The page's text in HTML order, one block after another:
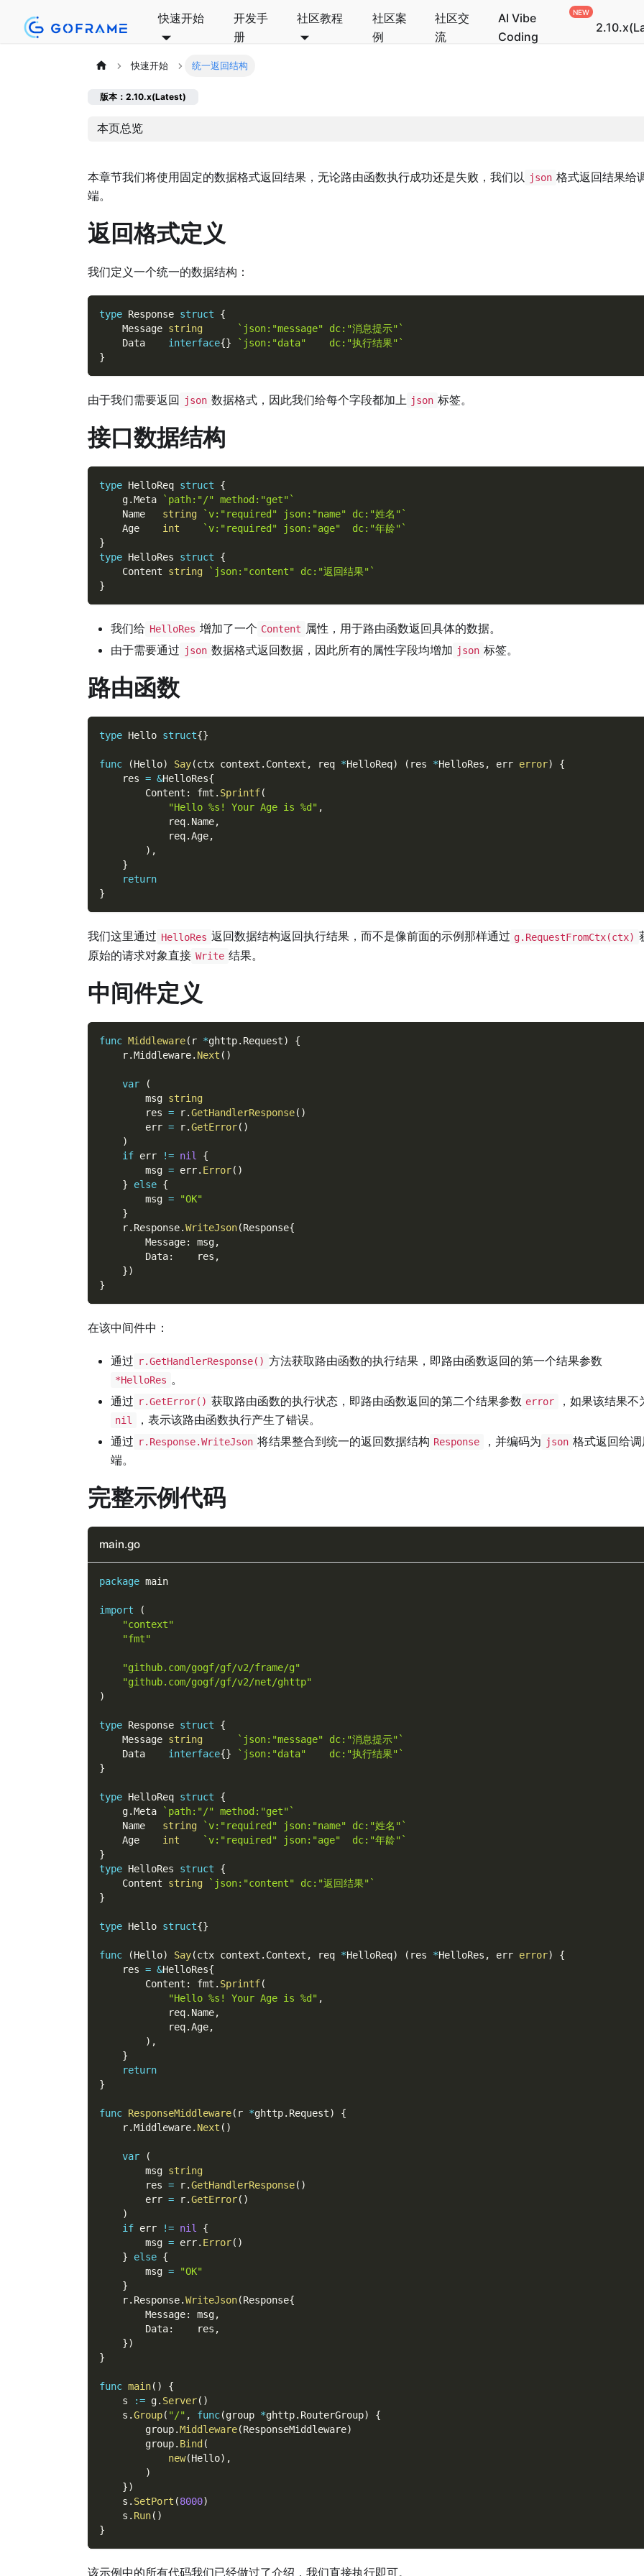
快速开始
开发手
册
社区教程
社区案
例
社区交
流
AI Vibe
Coding
快速开始 统一返回结构
版本：2.10.x(Latest)
本页总览
本章节我们将使用固定的数据格式返回结果，无论路由函数执行成功还是失败，我们以 json 格式返回结果给
端。
返回格式定义
我们定义一个统一的数据结构：
type Response struct
{
    Message
string
`json:"message" dc:"消息提示"`
    Data
interface{}
`json:"data"    dc:"执行结果"`
}
由于我们需要返回 json 数据格式，因此我们给每个字段都加上 json 标签。
接口数据结构
type HelloReq struct
{
    g
.Meta
`path:"/" method:"get"`
    Name
string
`v:"required" json:"name" dc:"姓名"`
    Age
int
`v:"required" json:"age"  dc:"年龄"`
}
type HelloRes struct
{
    Content
string
`json:"content" dc:"返回结果"`
}
我们给 HelloRes 增加了一个 Content 属性，用于路由函数返回具体的数据。
由于需要通过 json 数据格式返回数据，因此所有的属性字段均增加 json 标签。
路由函数
type Hello struct{}
func (Hello) Say(ctx context . Context , req *HelloReq) ( res *HelloRes , err error)
{
    res
= &HelloRes{
        Content
: fmt . Sprintf(
"Hello %s! Your Age is %d" ,
            req
. Name,
            req
.Age,
) ,
}
return
}
我们这里通过 HelloRes 返回数据结构返回执行结果，而不是像前面的示例那样通过 g.RequestFromCtx(ctx)
原始的请求对象直接 Write 结果。
中间件定义
func Middleware( r *ghttp. Request)
{
    r
.Middleware. Next ( )
var
(
        msg
string
        res
= r.GetHandlerResponse( )
        err
= r.GetError( )
)
if err != nil
{
        msg
= err. Error( )
}
else {
        msg
=
"OK"
}
    r
. Response.WriteJson(Response{
        Message
: msg,
        Data
:
    res
,
})
}
在该中间件中：
通过 r.GetHandlerResponse() 方法获取路由函数的执行结果，即路由函数返回的第一个结果参数
*HelloRes 。
通过 r.GetError() 获取路由函数的执行状态，即路由函数返回的第二个结果参数 error ，如果该结果不
nil
，表示该路由函数执行产生了错误。
通过 r.Response.WriteJson 将结果整合到统一的返回数据结构 Response ，并编码为 json 格式返回给调
端。
完整示例代码
main.go
package main
import
(
"context"
"fmt"
"github.com/gogf/gf/v2/frame/g"
"github.com/gogf/gf/v2/net/ghttp"
)
type Response struct
{
    Message
string
`json:"message" dc:"消息提示"`
    Data
interface{}
`json:"data"    dc:"执行结果"`
}
type HelloReq struct
{
    g
.Meta
`path:"/" method:"get"`
    Name
string
`v:"required" json:"name" dc:"姓名"`
    Age
int
`v:"required" json:"age"  dc:"年龄"`
}
type HelloRes struct
{
    Content
string
`json:"content" dc:"返回结果"`
}
type Hello struct{}
func (Hello) Say(ctx context . Context , req *HelloReq) ( res *HelloRes , err error)
{
    res
= &HelloRes{
        Content
: fmt . Sprintf(
"Hello %s! Your Age is %d" ,
            req
. Name,
            req
.Age,
) ,
}
return
}
func ResponseMiddleware( r *ghttp. Request)
{
    r
.Middleware. Next ( )
var
(
        msg
string
        res
= r.GetHandlerResponse( )
        err
= r.GetError( )
)
if err != nil
{
        msg
= err. Error( )
}
else {
        msg
=
"OK"
}
    r
. Response.WriteJson(Response{
        Message
: msg,
        Data
:
    res
,
})
}
func main( )
{
    s
:= g. Server( )
    s
.Group( "/" , func(group *ghttp. RouterGroup)
{
        group
.Middleware(ResponseMiddleware)
        group
. Bind (
new(Hello) ,
)
})
    s
. SetPort (8000)
    s
. Run( )
}
该示例中的所有代码我们已经做过了介绍，我们直接执行即可。